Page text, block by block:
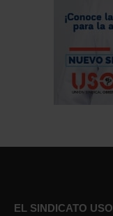
EL SINDICATO USO